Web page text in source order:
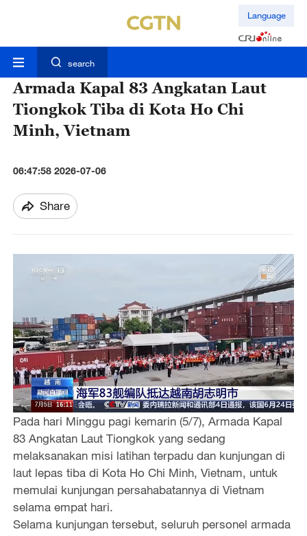
Language
search
Armada Kapal 83 Angkatan Laut
Tiongkok Tiba di Kota Ho Chi
Minh, Vietnam
06:47:58 2026-07-06
Share
Pada hari Minggu pagi kemarin (5/7), Armada Kapal
83 Angkatan Laut Tiongkok yang sedang
melaksanakan misi latihan terpadu dan kunjungan di
laut lepas tiba di Kota Ho Chi Minh, Vietnam, untuk
memulai kunjungan persahabatannya di Vietnam
selama empat hari.
Selama kunjungan tersebut, seluruh personel armada